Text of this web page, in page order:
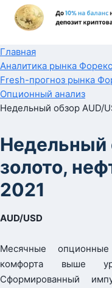
Главная
Аналитика рынка Форекс
Fresh-прогноз рынка
Опционный анализ
Недельный обзор AUD/
Недельный
золото,
2021
AUD/USD
Месячные
комфорта выше
Сформированный